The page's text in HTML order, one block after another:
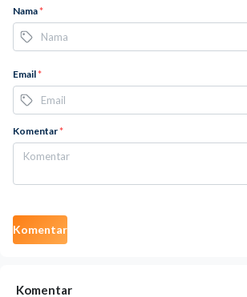
Nama*
Email*
Komentar*
Komentar
Komentar